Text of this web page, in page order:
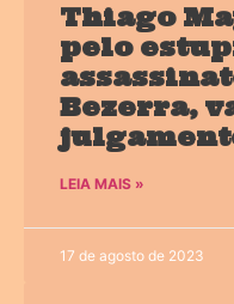
Thiago
pelo
Bezerra,
LEIA MAIS »
17 de agosto de 2023